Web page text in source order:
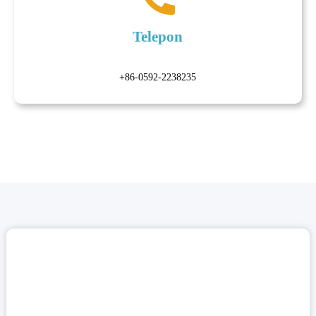
Telepon
+86-0592-2238235